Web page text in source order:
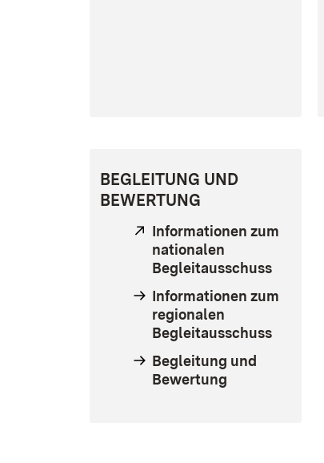
BEGLEITUNG UND
BEWERTUNG
Extern:
Informationen zum
nationalen
Begleitausschuss
Informationen zum
regionalen
Begleitausschuss
Begleitung und
Bewertung